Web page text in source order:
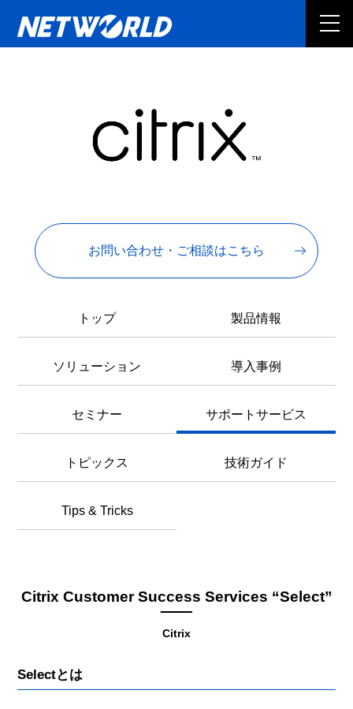
お問い合わせ・ご相談はこちら
トップ 製品情報
ソリューション 導入事例
セミナー サポートサービス
トピックス 技術ガイド
Tips & Tricks
Citrix
Citrix Customer Success Services “Select”
Selectとは